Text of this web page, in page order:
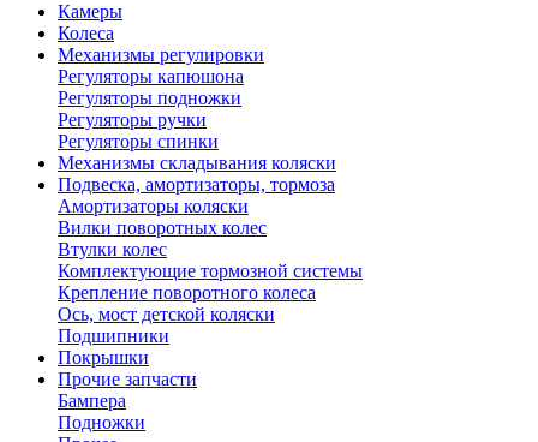
Камеры
Колеса
Механизмы регулировки
Регуляторы капюшона
Регуляторы подножки
Регуляторы ручки
Регуляторы спинки
Механизмы складывания коляски
Подвеска, амортизаторы, тормоза
Амортизаторы коляски
Вилки поворотных колес
Втулки колес
Комплектующие тормозной системы
Крепление поворотного колеса
Ось, мост детской коляски
Подшипники
Покрышки
Прочие запчасти
Бампера
Подножки